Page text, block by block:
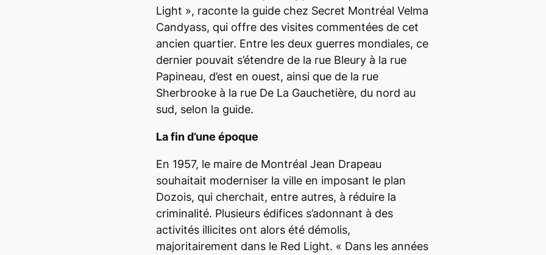
Light », raconte la guide chez Secret Montréal Velma
Candyass, qui offre des visites commentées de cet
ancien quartier. Entre les deux guerres mondiales, ce
dernier pouvait s’étendre de la rue Bleury à la rue
Papineau, d’est en ouest, ainsi que de la rue
Sherbrooke à la rue De La Gauchetière, du nord au
sud, selon la guide.
La fin d’une époque
En 1957, le maire de Montréal Jean Drapeau
souhaitait moderniser la ville en imposant le plan
Dozois, qui cherchait, entre autres, à réduire la
criminalité. Plusieurs édifices s’adonnant à des
activités illicites ont alors été démolis,
majoritairement dans le Red Light. « Dans les années